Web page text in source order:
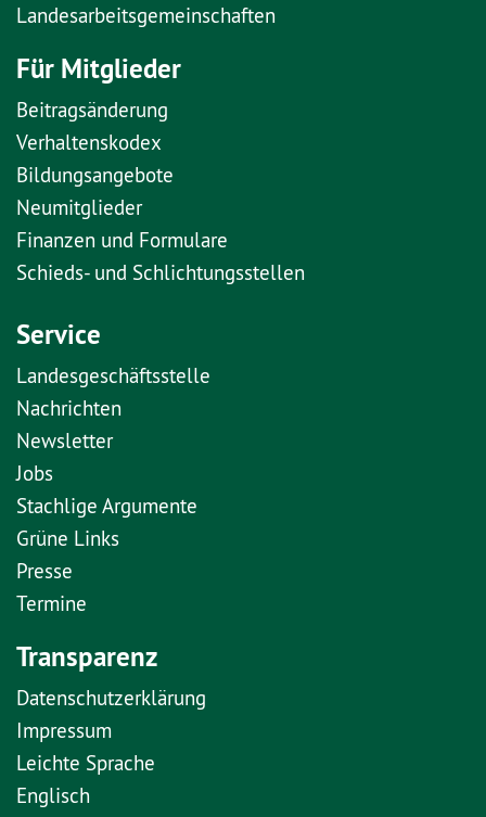
Landesarbeitsgemeinschaften
Für Mitglieder
Beitragsänderung
Verhaltenskodex
Bildungsangebote
Neumitglieder
Finanzen und Formulare
Schieds- und Schlichtungsstellen
Service
Landesgeschäftsstelle
Nachrichten
Newsletter
Jobs
Stachlige Argumente
Grüne Links
Presse
Termine
Transparenz
Datenschutzerklärung
Impressum
Leichte Sprache
Englisch